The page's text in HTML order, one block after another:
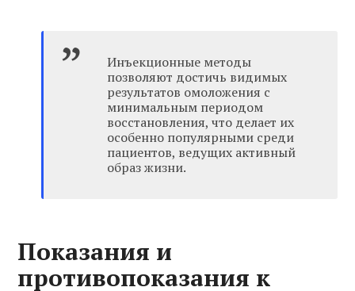
Инъекционные методы
позволяют достичь видимых
результатов омоложения с
минимальным периодом
восстановления, что делает их
особенно популярными среди
пациентов, ведущих активный
образ жизни.
Показания и
противопоказания к